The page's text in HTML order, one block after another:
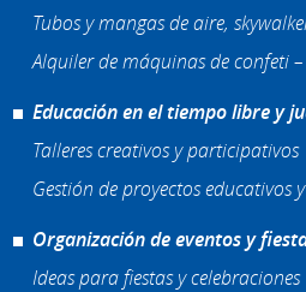
Tubos y mangas de aire,
Alquiler de máquinas de confeti
Educación en el tiempo libre y
Talleres creativos y participativos
Gestión de proyectos educativos
Organización de eventos y
Ideas para fiestas y celebraciones